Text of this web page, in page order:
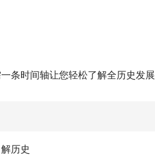
条时间轴让您轻松了解全历史发展
历史